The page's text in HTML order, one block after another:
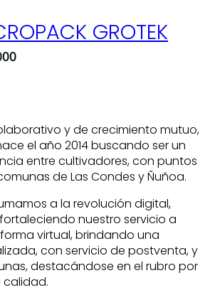
GROTEK
y de crecimiento mutuo,
el año 2014 buscando ser un
entre cultivadores, con puntos
de Las Condes y Ñuñoa.
a la revolución digital,
nuestro servicio a
virtual, brindando una
con servicio de postventa, y
destacándose en el rubro por
calidad.